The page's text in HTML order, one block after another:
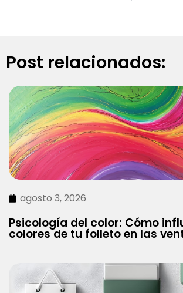
Post relacionados:
agosto 3, 2026
Psicología del color: Cómo
colores de tu folleto en las